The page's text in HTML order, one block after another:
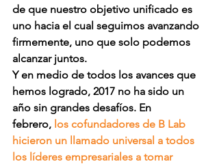
de que nuestro objetivo unificado es
uno hacia el cual seguimos avanzando
firmemente, uno que solo podemos
alcanzar juntos.
Y en medio de todos los avances que
hemos logrado, 2017 no ha sido un
año sin grandes desafíos. En
febrero, los cofundadores de B Lab
hicieron un llamado universal a todos
los líderes empresariales a tomar